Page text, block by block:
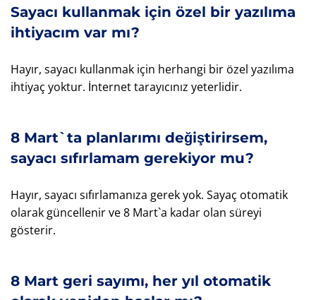
Sayacı kullanmak için özel bir yazılıma
ihtiyacım var mı?
Hayır, sayacı kullanmak için herhangi bir özel yazılıma
ihtiyaç yoktur. İnternet tarayıcınız yeterlidir.
8 Mart`ta planlarımı değiştirirsem,
sayacı sıfırlamam gerekiyor mu?
Hayır, sayacı sıfırlamanıza gerek yok. Sayaç otomatik
olarak güncellenir ve 8 Mart`a kadar olan süreyi
gösterir.
8 Mart geri sayımı, her yıl otomatik